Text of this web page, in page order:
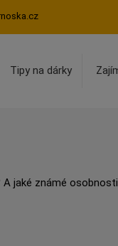
Tipy na dárky
jaké známé